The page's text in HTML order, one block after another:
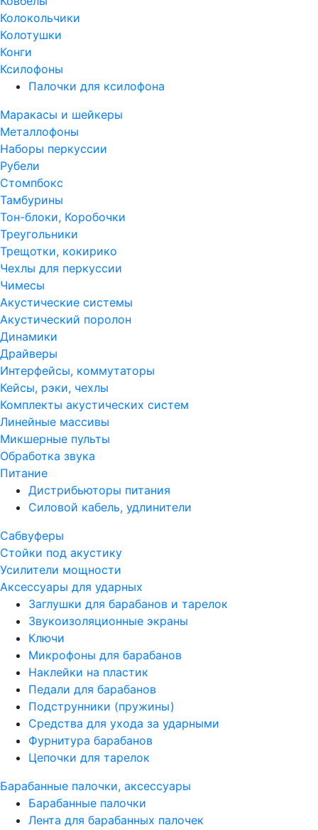
Колокольчики
Колотушки
Конги
Ксилофоны
Палочки для ксилофона
Маракасы и шейкеры
Металлофоны
Наборы перкуссии
Рубели
Стомпбокс
Тамбурины
Тон-блоки, Коробочки
Треугольники
Трещотки, кокирико
Чехлы для перкуссии
Чимесы
Акустические системы
Акустический поролон
Динамики
Драйверы
Интерфейсы, коммутаторы
Кейсы, рэки, чехлы
Комплекты акустических систем
Линейные массивы
Микшерные пульты
Обработка звука
Питание
Дистрибьюторы питания
Силовой кабель, удлинители
Сабвуферы
Стойки под акустику
Усилители мощности
Аксессуары для ударных
Заглушки для барабанов и тарелок
Звукоизоляционные экраны
Ключи
Микрофоны для барабанов
Наклейки на пластик
Педали для барабанов
Подструнники (пружины)
Средства для ухода за ударными
Фурнитура барабанов
Цепочки для тарелок
Барабанные палочки, аксессуары
Барабанные палочки
Лента для барабанных палочек